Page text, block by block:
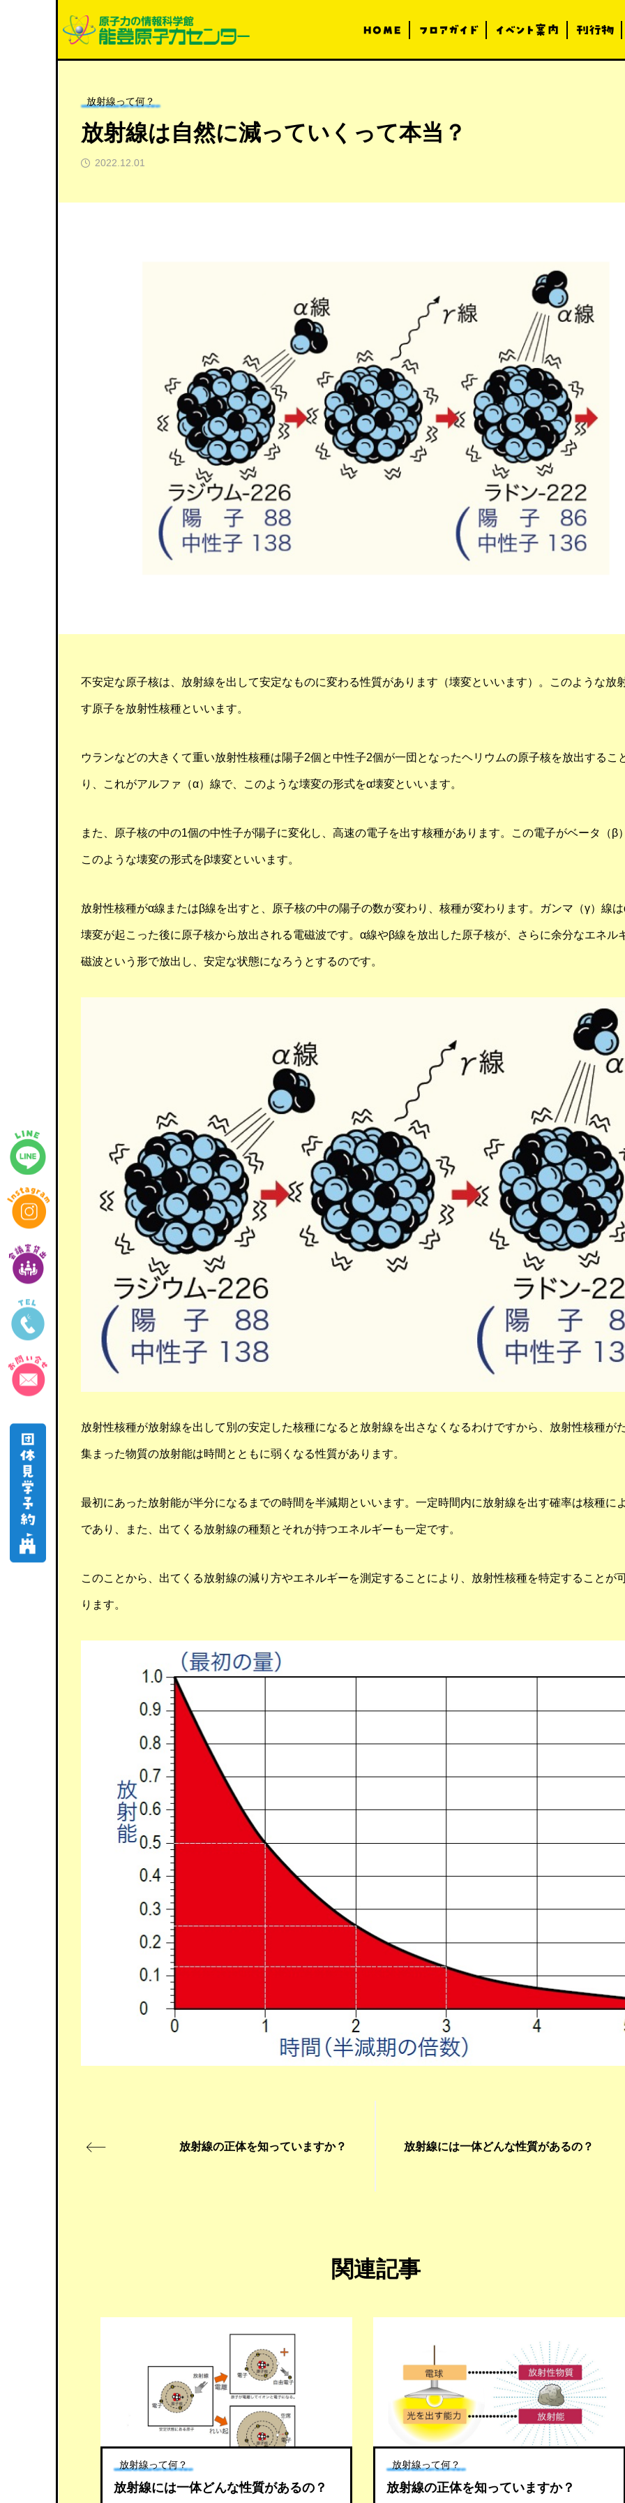
HOME フロアガイド イベント案内 刊行物
放射線って何？
放射線は自然に減っていくって本当？
2022.12.01
不安定な原子核は、放射線を出して安定なものに変わる性質があります（壊変といいます）。このような放
す原子を放射性核種といいます。
ウランなどの大きくて重い放射性核種は陽子2個と中性子2個が一団となったヘリウムの原子核を放出するこ
り、これがアルファ（α）線で、このような壊変の形式をα壊変といいます。
また、原子核の中の1個の中性子が陽子に変化し、高速の電子を出す核種があります。この電子がベータ（β
このような壊変の形式をβ壊変といいます。
放射性核種がα線またはβ線を出すと、原子核の中の陽子の数が変わり、核種が変わります。ガンマ（γ）線
壊変が起こった後に原子核から放出される電磁波です。α線やβ線を放出した原子核が、さらに余分なエネル
磁波という形で放出し、安定な状態になろうとするのです。
放射性核種が放射線を出して別の安定した核種になると放射線を出さなくなるわけですから、放射性核種が
集まった物質の放射能は時間とともに弱くなる性質があります。
最初にあった放射能が半分になるまでの時間を半減期といいます。一定時間内に放射線を出す確率は核種に
であり、また、出てくる放射線の種類とそれが持つエネルギーも一定です。
このことから、出てくる放射線の減り方やエネルギーを測定することにより、放射性核種を特定することが
ります。
放射線の正体を知っていますか？ 放射線には一体どんな性質があるの？
関連記事
放射線って何？
放射線には一体どんな性質があるの？
放射線って何？
放射線の正体を知っていますか？
放射線の正体を知っていますか？
【終了しました】10月